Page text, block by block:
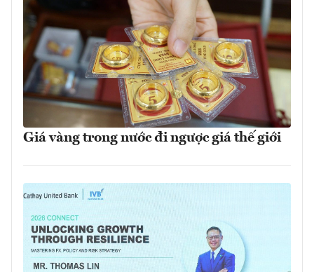
Giá vàng trong nước đi ngược giá thế giới